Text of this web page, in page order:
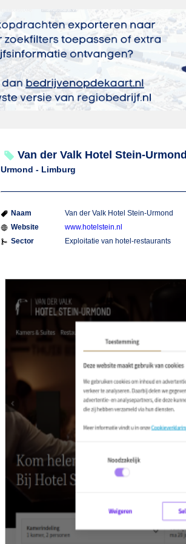
Van der Valk Hotel Stein-Urmond
Urmond - Limburg
Naam
Van der Valk Hotel Stein-Urmond
Website
www.hotelstein.nl
Sector
Exploitatie van hotel-restaurants